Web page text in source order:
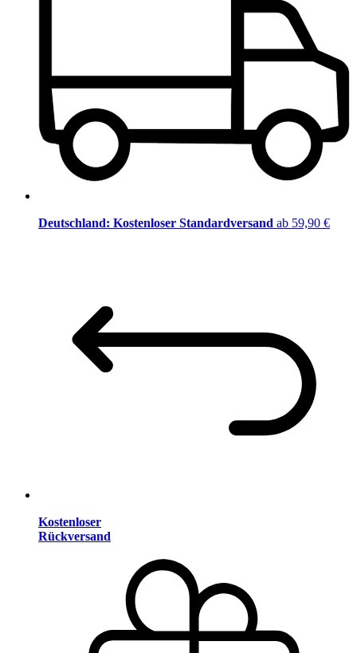
Deutschland: Kostenloser Standardversand ab 59,90 €
Kostenloser
Rückversand